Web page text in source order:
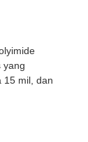
yang
15 mil, dan